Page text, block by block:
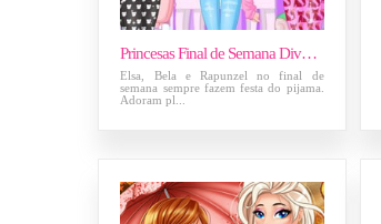
Princesas Final de Semana Divertido
Elsa, Bela e Rapunzel no final de
semana sempre fazem festa do pijama.
Adoram pl...